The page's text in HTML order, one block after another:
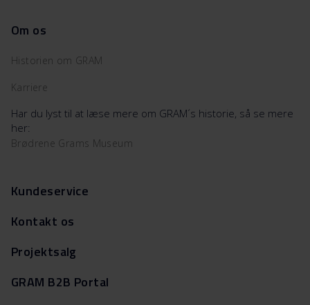
Om os
Historien om GRAM
Karriere
Har du lyst til at læse mere om GRAM´s historie, så se mere
her:
Brødrene Grams Museum
Kundeservice
Kontakt os
Projektsalg
GRAM B2B Portal